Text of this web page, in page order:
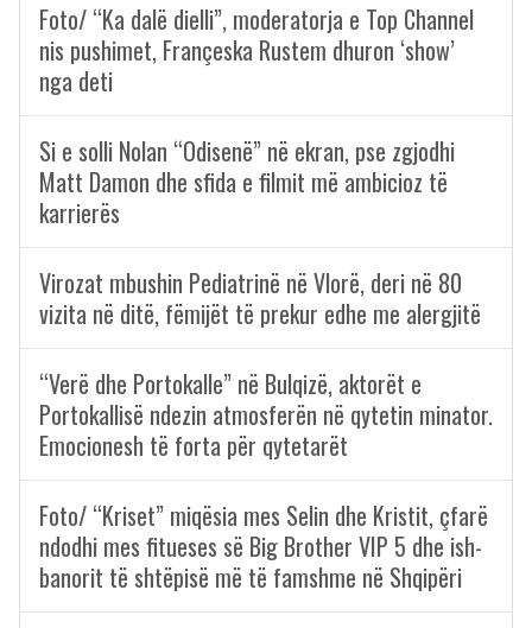
Foto/ “Ka dalë dielli”, moderatorja e Top Channel
nis pushimet, Françeska Rustem dhuron ‘show’
nga deti
Si e solli Nolan “Odisenë” në ekran, pse zgjodhi
Matt Damon dhe sfida e filmit më ambicioz të
karrierës
Virozat mbushin Pediatrinë në Vlorë, deri në 80
vizita në ditë, fëmijët të prekur edhe me alergjitë
“Verë dhe Portokalle” në Bulqizë, aktorët e
Portokallisë ndezin atmosferën në qytetin minator.
Emocionesh të forta për qytetarët
Foto/ “Kriset” miqësia mes Selin dhe Kristit, çfarë
ndodhi mes fitueses së Big Brother VIP 5 dhe ish-
banorit të shtëpisë më të famshme në Shqipëri